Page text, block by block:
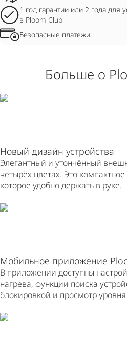
1 год гарантии или 2 года для
в Ploom Club
Безопасные платежи
Больше о
Новый дизайн устройства
Элегантный и утончённый
четырёх цветах. Это
которое удобно держать в руке.
Мобильное приложение
В приложении доступны
нагрева, функции поиска
блокировкой и просмотр